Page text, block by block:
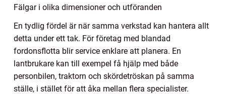
Fälgar i olika dimensioner och utföranden
En tydlig fördel är när samma verkstad kan hantera allt
detta under ett tak. För företag med blandad
fordonsflotta blir service enklare att planera. En
lantbrukare kan till exempel få hjälp med både
personbilen, traktorn och skördetröskan på samma
ställe, i stället för att åka mellan flera specialister.